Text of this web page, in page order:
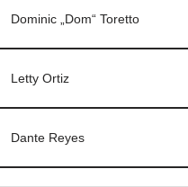
Dominic „Dom“ Toretto
Letty Ortiz
Dante Reyes